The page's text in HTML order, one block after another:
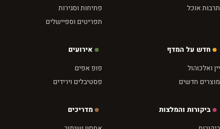
תרבות אוכל
פתיחות וסגירות
תפריטים וספיישלים
חדש על המדף
יין ואלכוהול
מוצרים חדשים
אירועים
פופ אפים
פסטיבלים וירידים
ביקורות והמלצות
מדריכים